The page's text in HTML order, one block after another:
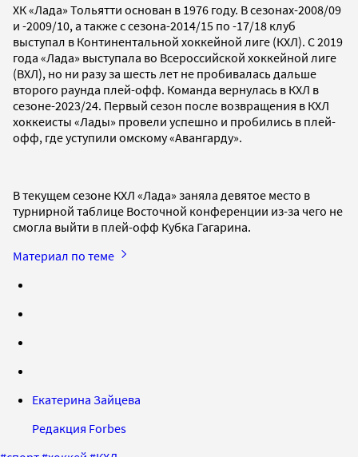
ХК «Лада» Тольятти основан в 1976 году. В сезонах-2008/09
и -2009/10, а также с сезона-2014/15 по -17/18 клуб
выступал в Континентальной хоккейной лиге (КХЛ). С 2019
года «Лада» выступала во Всероссийской хоккейной лиге
(ВХЛ), но ни разу за шесть лет не пробивалась дальше
второго раунда плей-офф. Команда вернулась в КХЛ в
сезоне-2023/24. Первый сезон после возвращения в КХЛ
хоккеисты «Лады» провели успешно и пробились в плей-
офф, где уступили омскому «Авангарду».
В текущем сезоне КХЛ «Лада» заняла девятое место в
турнирной таблице Восточной конференции из-за чего не
смогла выйти в плей-офф Кубка Гагарина.
Материал по теме
Екатерина Зайцева
Редакция Forbes